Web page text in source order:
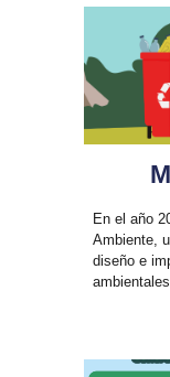
En el año
Ambiente,
diseño e